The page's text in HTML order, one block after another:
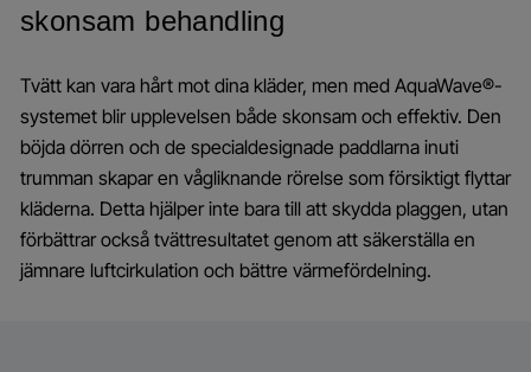
skonsam behandling
Tvätt kan vara hårt mot dina kläder, men med AquaWave®-
systemet blir upplevelsen både skonsam och effektiv. Den
böjda dörren och de specialdesignade paddlarna inuti
trumman skapar en vågliknande rörelse som försiktigt flyttar
kläderna. Detta hjälper inte bara till att skydda plaggen, utan
förbättrar också tvättresultatet genom att säkerställa en
jämnare luftcirkulation och bättre värmefördelning.